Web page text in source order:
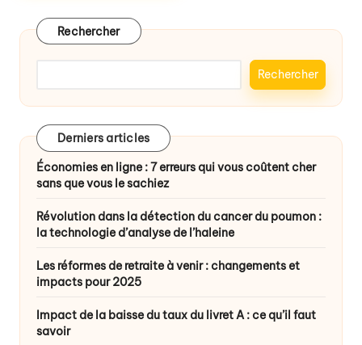
Rechercher
Rechercher
Derniers articles
Économies en ligne : 7 erreurs qui vous coûtent cher
sans que vous le sachiez
Révolution dans la détection du cancer du poumon :
la technologie d’analyse de l’haleine
Les réformes de retraite à venir : changements et
impacts pour 2025
Impact de la baisse du taux du livret A : ce qu’il faut
savoir